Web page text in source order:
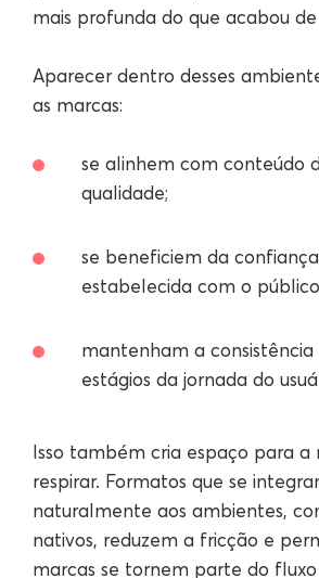
mais profunda do que acabou
Aparecer dentro desses
as marcas:
se alinhem com conteúdo
qualidade;
se beneficiem da
estabelecida com o
mantenham a
estágios da jornada do
Isso também cria espaço para a
respirar. Formatos que se
naturalmente aos ambientes,
nativos, reduzem a fricção e
marcas se tornem parte do